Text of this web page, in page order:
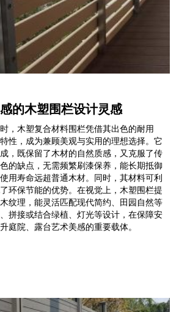
的木塑围栏设计灵感
，木塑复合材料围栏凭借其出色的耐用
性，成为兼顾美观与实用的理想选择。它
，既保留了木材的自然质感，又克服了传
的缺点，无需频繁刷漆保养，能长期抵御
用寿命远超普通木材。同时，其材料可利
环保节能的优势。在视觉上，木塑围栏提
纹理，能灵活匹配现代简约、田园自然等
拼接或结合绿植、灯光等设计，在保障安
庭院、露台艺术美感的重要载体。